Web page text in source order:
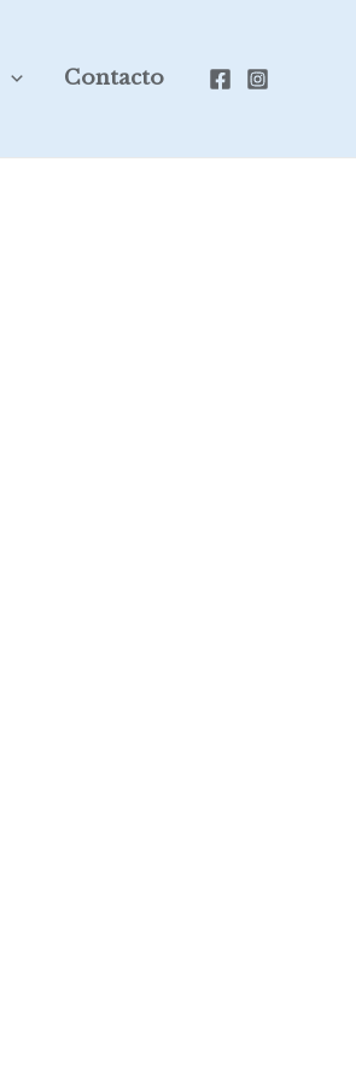
Contacto